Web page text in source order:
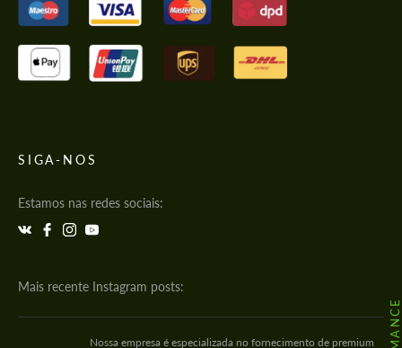
SIGA-NOS
Estamos nas redes sociais:
Mais recente Instagram posts:
Nossa empresa é especializada no fornecimento de premium